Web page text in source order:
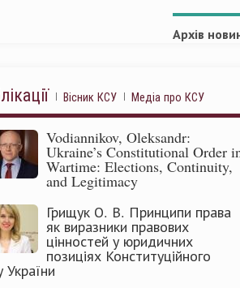
Архів
Вісник КСУ Медіа про КСУ
Vodiannikov, Oleksandr:
Ukraine’s Constitutional Order
Wartime: Elections, Continuity,
and Legitimacy
Грищук О. В. Принципи права
як виразники правових
цінностей у юридичних
позиціях Конституційного
України